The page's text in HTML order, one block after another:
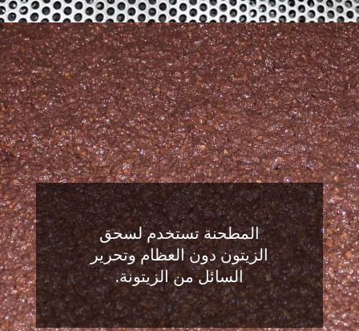
المطحنة تستخدم لسحق
الزيتون دون العظام وتحرير
السائل من الزيتونة.